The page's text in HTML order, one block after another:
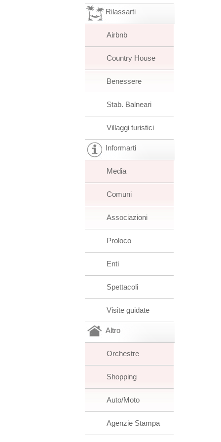
Rilassarti
Airbnb
Country House
Benessere
Stab. Balneari
Villaggi turistici
Informarti
Media
Comuni
Associazioni
Proloco
Enti
Spettacoli
Visite guidate
Altro
Orchestre
Shopping
Auto/Moto
Agenzie Stampa